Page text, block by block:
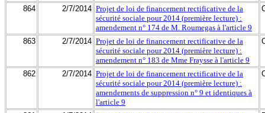
864 2/7/2014 Projet de loi de financement rectificative de la
sécurité sociale pour 2014 (première lecture) :
amendement n° 174 de M. Roumegas à l'article 9
863 2/7/2014 Projet de loi de financement rectificative de la
sécurité sociale pour 2014 (première lecture) :
amendement n° 183 de Mme Fraysse à l'article 9
862 2/7/2014 Projet de loi de financement rectificative de la
sécurité sociale pour 2014 (première lecture) :
amendements de suppression n° 9 et identiques à
l'article 9